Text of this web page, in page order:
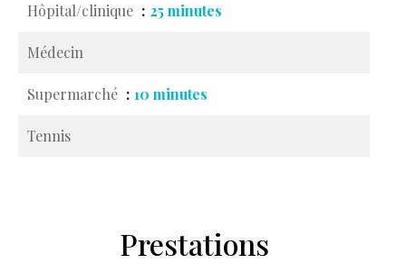
Hôpital/clinique 25 minutes
Médecin
Supermarché 10 minutes
Tennis
Prestations